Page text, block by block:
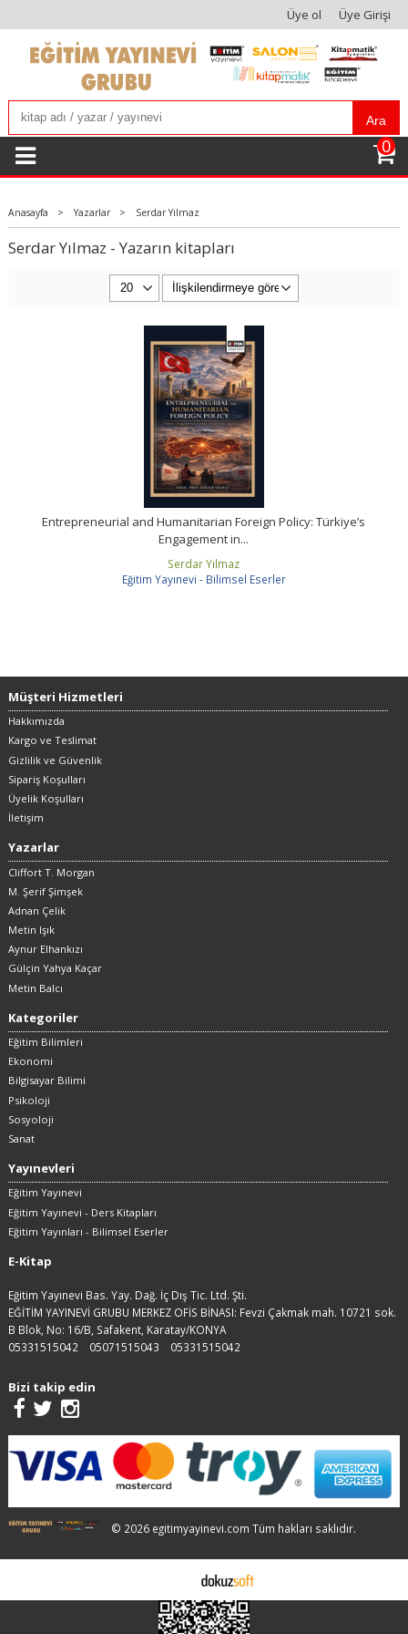
Üye ol Üye Girişi
Ara
0
Anasayfa > Yazarlar > Serdar Yılmaz
Serdar Yılmaz - Yazarın kitapları
Entrepreneurial and Humanitarian Foreign Policy: Türkiye’s
Engagement in...
Serdar Yılmaz
Eğitim Yayınevi - Bilimsel Eserler
Müşteri Hizmetleri
Hakkımızda
Kargo ve Teslimat
Gizlilik ve Güvenlik
Sipariş Koşulları
Üyelik Koşulları
İletişim
Yazarlar
Cliffort T. Morgan
M. Şerif Şimşek
Adnan Çelik
Metin Işık
Aynur Elhankızı
Gülçin Yahya Kaçar
Metin Balcı
Kategoriler
Eğitim Bilimleri
Ekonomi
Bilgisayar Bilimi
Psikoloji
Sosyoloji
Sanat
Yayınevleri
Eğitim Yayınevi
Eğitim Yayınevi - Ders Kitapları
Eğitim Yayınları - Bilimsel Eserler
E-Kitap
Eğitim Yayınevi Bas. Yay. Dağ. İç Dış Tic. Ltd. Şti.
EĞİTİM YAYINEVİ GRUBU MERKEZ OFİS BİNASI: Fevzi Çakmak mah. 10721 sok.
B Blok, No: 16/B, Safakent, Karatay/KONYA
05331515042
05071515043 05331515042
Bizi takip edin
© 2026 egitimyayinevi.com Tüm hakları saklıdır.